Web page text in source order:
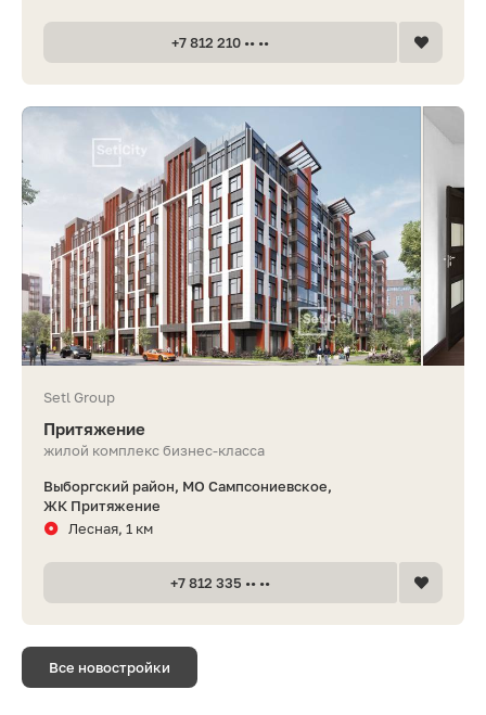
+7 812 210 •• ••
Setl Group
Притяжение
жилой комплекс бизнес-класса
Выборгский район, МО Сампсониевское,
ЖК Притяжение
Лесная, 1 км
+7 812 335 •• ••
Все новостройки